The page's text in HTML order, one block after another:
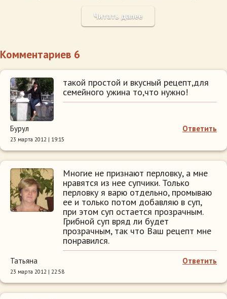
Читать далее
Комментариев 6
такой простой и вкусный рецепт,для
семейного ужина то,что нужно!
Ответить
Бурул
23 марта 2012 | 19:15
Многие не признают перловку, а мне
нравятся из нее супчики. Только
перловку я варю отдельно, промываю
ее и только потом добавляю в суп,
при этом суп остается прозрачным.
Грибной суп вряд ли будет
прозрачным, так что Ваш рецепт мне
понравился.
Ответить
Татьяна
23 марта 2012 | 22:58